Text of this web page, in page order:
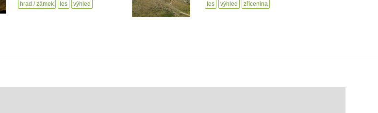
hrad / zámek les výhled les výhled zřícenina